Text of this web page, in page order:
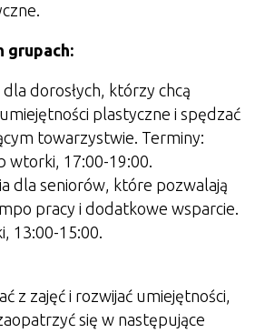
grupach:
dla dorosłych, którzy chcą
plastyczne i spędzać
towarzystwie. Terminy:
wtorki, 17:00-19:00.
dla seniorów, które pozwalają
pracy i dodatkowe wsparcie.
13:00-15:00.
z zajęć i rozwijać umiejętności,
się w następujące